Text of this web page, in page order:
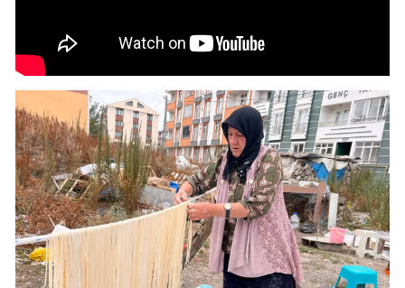
Niğde
Ordu
Rize
Sakarya
Samsun